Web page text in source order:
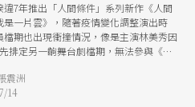
違7年推出「人間條件」系列新作《人間
是一片雲》，隨著疫情變化調整演出時
檔期也出現衝撞情況，像是主演林美秀因
排定另一齣舞台劇檔期，無法參與《人
望，同時維持觀劇品質，在經過多次討
後，最終決定台北場將採「雙主演」形式
震洲
14